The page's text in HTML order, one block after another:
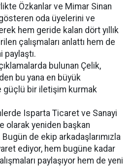
Özkanlar ve Mimar Sinan
oda üyelerini ve
hem geride kalan dört yıllık
çalışmaları anlattı hem de
bulunan Çelik,
bu yana en büyük
güçlü bir iletişim kurmak
Isparta Ticaret ve Sanayi
olarak yeniden başkan
Bugün de ekip arkadaşlarımızla
ediyor, hem bugüne kadar
paylaşıyor hem de yeni